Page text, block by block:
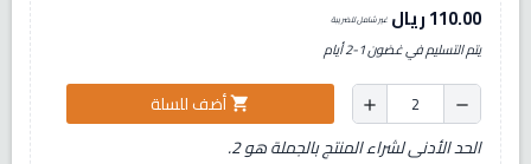
110.00 ريال غير شامل للضريبة
يتم التسليم في غضون 1-2 أيام
remove
add
shopping_cartأضف للسلة
الحد الأدنى لشراء المنتج بالجملة هو 2.